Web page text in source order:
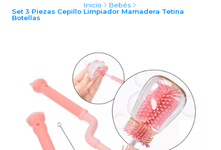
Inicio
Bebés
Set 3 Piezas Cepillo Limpiador Mamadera Tetina
Botellas